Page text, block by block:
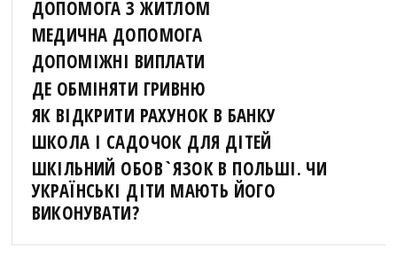
ДОПОМОГА З ЖИТЛОМ
МЕДИЧНА ДОПОМОГА
ДОПОМІЖНІ ВИПЛАТИ
ДЕ ОБМІНЯТИ ГРИВНЮ
ЯК ВІДКРИТИ РАХУНОК В БАНКУ
ШКОЛА І САДОЧОК ДЛЯ ДІТЕЙ
ШКІЛЬНИЙ ОБОВ`ЯЗОК В ПОЛЬШІ. ЧИ
УКРАЇНСЬКІ ДІТИ МАЮТЬ ЙОГО
ВИКОНУВАТИ?